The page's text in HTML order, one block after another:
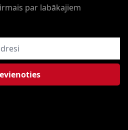
par labākajiem